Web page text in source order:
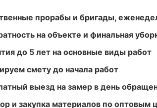
прорабы и бригады,
на объекте и финальная
до 5 лет на основные виды работ
смету до начала работ
выезд на замер в день
и закупка материалов по оптовым